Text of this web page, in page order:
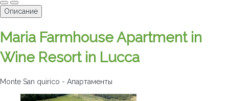
Описание
Maria Farmhouse Apartment in
Wine Resort in Lucca
Monte San quirico - Апартаменты